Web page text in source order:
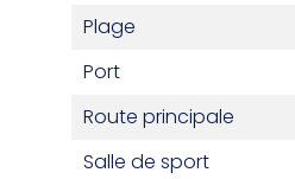
Plage
Port
Route principale
Salle de sport